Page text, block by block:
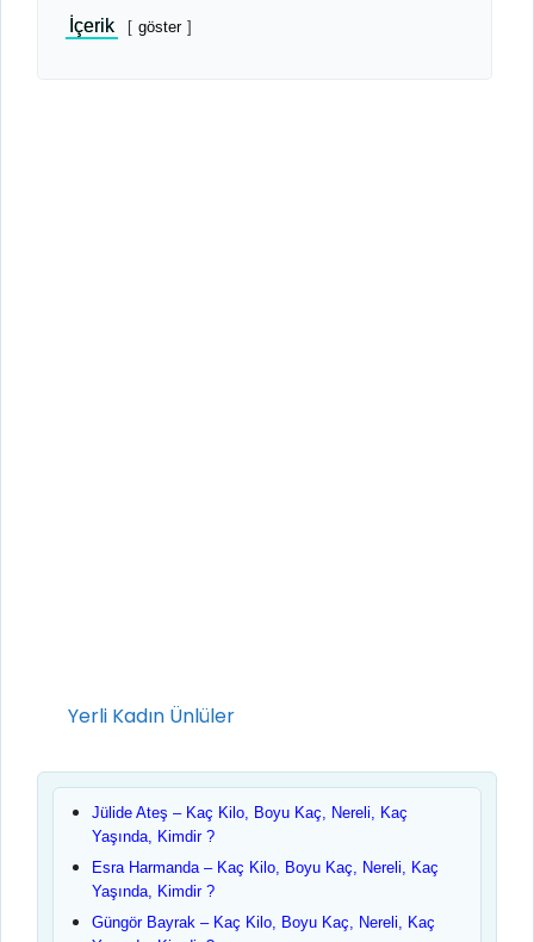
İçerik göster
Kategoriler
Yerli Kadın Ünlüler
Jülide Ateş – Kaç Kilo, Boyu Kaç, Nereli, Kaç
Yaşında, Kimdir ?
Esra Harmanda – Kaç Kilo, Boyu Kaç, Nereli, Kaç
Yaşında, Kimdir ?
Güngör Bayrak – Kaç Kilo, Boyu Kaç, Nereli, Kaç